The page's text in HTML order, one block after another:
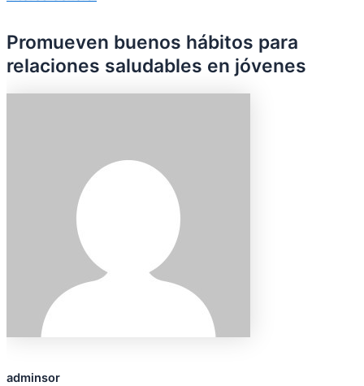
Promueven buenos hábitos para
relaciones saludables en jóvenes
adminsor